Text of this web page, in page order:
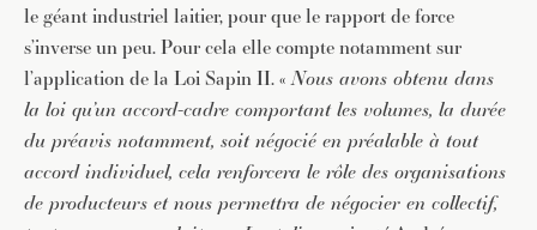
le géant industriel laitier, pour que le rapport de force
s’inverse un peu. Pour cela elle compte notamment sur
l’application de la Loi Sapin II. «Nous avons obtenu dans
la loi qu’un accord-cadre comportant les volumes, la durée
du préavis notamment, soit négocié en préalable à tout
accord individuel, cela renforcera le rôle des organisations
de producteurs et nous permettra de négocier en collectif,